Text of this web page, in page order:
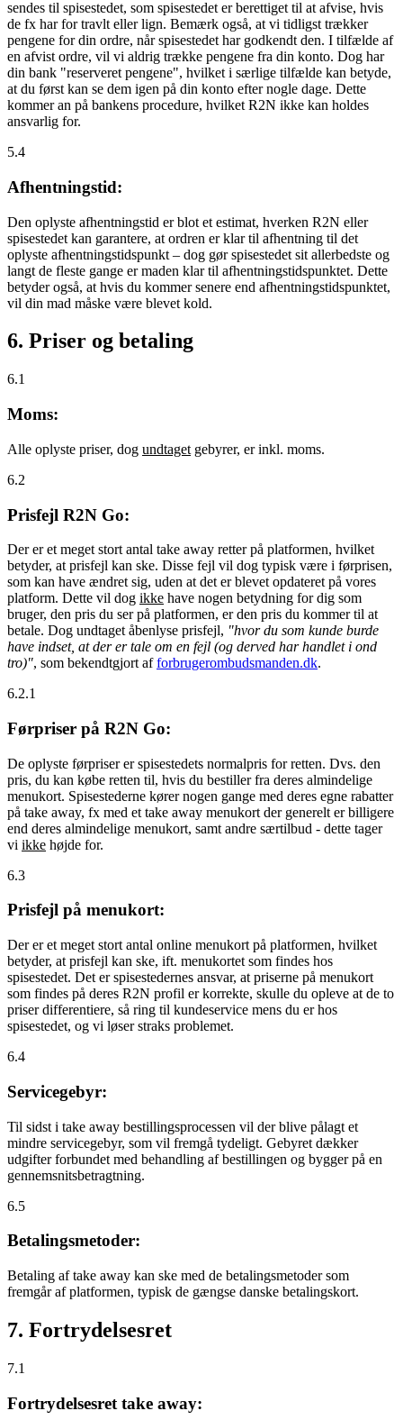
sendes til spisestedet, som spisestedet er berettiget til at afvise, hvis
de fx har for travlt eller lign. Bemærk også, at vi tidligst trækker
pengene for din ordre, når spisestedet har godkendt den. I tilfælde af
en afvist ordre, vil vi aldrig trække pengene fra din konto. Dog har
din bank "reserveret pengene", hvilket i særlige tilfælde kan betyde,
at du først kan se dem igen på din konto efter nogle dage. Dette
kommer an på bankens procedure, hvilket R2N ikke kan holdes
ansvarlig for.
5.4
Afhentningstid:
Den oplyste afhentningstid er blot et estimat, hverken R2N eller
spisestedet kan garantere, at ordren er klar til afhentning til det
oplyste afhentningstidspunkt – dog gør spisestedet sit allerbedste og
langt de fleste gange er maden klar til afhentningstidspunktet. Dette
betyder også, at hvis du kommer senere end afhentningstidspunktet,
vil din mad måske være blevet kold.
6. Priser og betaling
6.1
Moms:
Alle oplyste priser, dog undtaget gebyrer, er inkl. moms.
6.2
Prisfejl R2N Go:
Der er et meget stort antal take away retter på platformen, hvilket
betyder, at prisfejl kan ske. Disse fejl vil dog typisk være i førprisen,
som kan have ændret sig, uden at det er blevet opdateret på vores
platform. Dette vil dog ikke have nogen betydning for dig som
bruger, den pris du ser på platformen, er den pris du kommer til at
betale. Dog undtaget åbenlyse prisfejl, "hvor du som kunde burde
have indset, at der er tale om en fejl (og derved har handlet i ond
tro)", som bekendtgjort afforbrugerombudsmanden.dk.
6.2.1
Førpriser på R2N Go:
De oplyste førpriser er spisestedets normalpris for retten. Dvs. den
pris, du kan købe retten til, hvis du bestiller fra deres almindelige
menukort. Spisestederne kører nogen gange med deres egne rabatter
på take away, fx med et take away menukort der generelt er billigere
end deres almindelige menukort, samt andre særtilbud - dette tager
vi ikke højde for.
6.3
Prisfejl på menukort:
Der er et meget stort antal online menukort på platformen, hvilket
betyder, at prisfejl kan ske, ift. menukortet som findes hos
spisestedet. Det er spisestedernes ansvar, at priserne på menukort
som findes på deres R2N profil er korrekte, skulle du opleve at de to
priser differentiere, så ring til kundeservice mens du er hos
spisestedet, og vi løser straks problemet.
6.4
Servicegebyr:
Til sidst i take away bestillingsprocessen vil der blive pålagt et
mindre servicegebyr, som vil fremgå tydeligt. Gebyret dækker
udgifter forbundet med behandling af bestillingen og bygger på en
gennemsnitsbetragtning.
6.5
Betalingsmetoder:
Betaling af take away kan ske med de betalingsmetoder som
fremgår af platformen, typisk de gængse danske betalingskort.
7. Fortrydelsesret
7.1
Fortrydelsesret take away: